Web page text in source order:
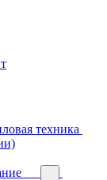
техника